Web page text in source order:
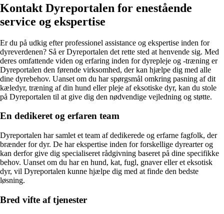
Kontakt Dyreportalen for enestående
service og ekspertise
Er du på udkig efter professionel assistance og ekspertise inden for
dyreverdenen? Så er Dyreportalen det rette sted at henvende sig. Med
deres omfattende viden og erfaring inden for dyrepleje og -træning er
Dyreportalen den førende virksomhed, der kan hjælpe dig med alle
dine dyrebehov. Uanset om du har spørgsmål omkring pasning af dit
kæledyr, træning af din hund eller pleje af eksotiske dyr, kan du stole
på Dyreportalen til at give dig den nødvendige vejledning og støtte.
En dedikeret og erfaren team
Dyreportalen har samlet et team af dedikerede og erfarne fagfolk, der
brænder for dyr. De har ekspertise inden for forskellige dyrearter og
kan derfor give dig specialiseret rådgivning baseret på dine specifikke
behov. Uanset om du har en hund, kat, fugl, gnaver eller et eksotisk
dyr, vil Dyreportalen kunne hjælpe dig med at finde den bedste
løsning.
Bred vifte af tjenester